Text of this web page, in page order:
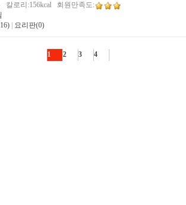
칼로리:156kcal 회원만족도:
요리판(0)
1 2 3 4